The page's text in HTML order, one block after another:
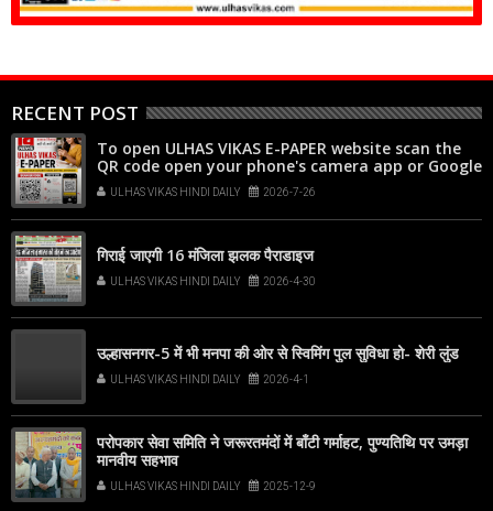
RECENT POST
To open ULHAS VIKAS E-PAPER website scan the
QR code open your phone's camera app or Google
Lens, point it at the code, and tap the web link
popup that appears on your screen
ULHAS VIKAS HINDI DAILY 2026-7-26
गिराई जाएगी 16 मंजिला झलक पैराडाइज
ULHAS VIKAS HINDI DAILY 2026-4-30
उल्हासनगर-5 में भी मनपा की ओर से स्विमिंग पुल सुविधा हो- शेरी लुंड
ULHAS VIKAS HINDI DAILY 2026-4-1
परोपकार सेवा समिति ने जरूरतमंदों में बाँटी गर्माहट, पुण्यतिथि पर उमड़ा
मानवीय सहभाव
ULHAS VIKAS HINDI DAILY 2025-12-9